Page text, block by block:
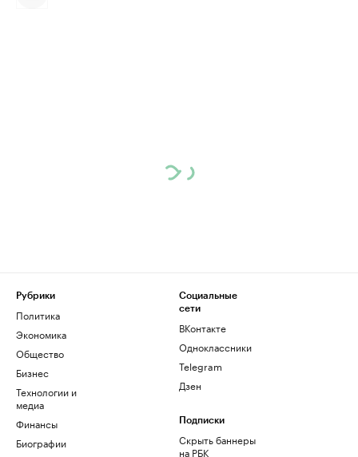
Рубрики
Политика
Экономика
Общество
Бизнес
Технологии и
медиа
Финансы
Биографии
Социальные
сети
ВКонтакте
Одноклассники
Telegram
Дзен
Подписки
Скрыть баннеры
на РБК